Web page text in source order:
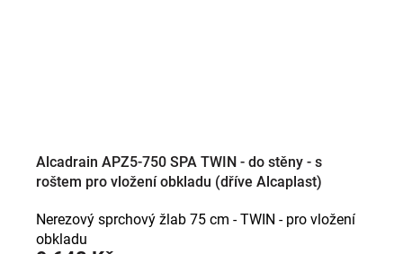
Alcadrain APZ5-750 SPA TWIN - do stěny - s
roštem pro vložení obkladu (dříve Alcaplast)
Nerezový sprchový žlab 75 cm - TWIN - pro vložení
obkladu